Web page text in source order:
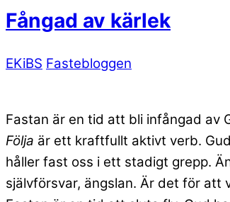
Fångad av kärlek
EKiBS Fastebloggen
Fastan är en tid att bli infångad av
Följa är ett kraftfullt aktivt verb.
håller fast oss i ett stadigt grepp.
självförsvar, ängslan. Är det för att